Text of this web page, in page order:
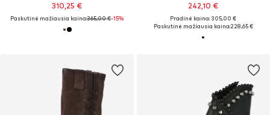
310,25 €
Paskutinė mažiausia kaina:365,00 €-15%
242,10 €
Pradinė kaina: 305,00 €
Paskutinė mažiausia kaina:228,65 €